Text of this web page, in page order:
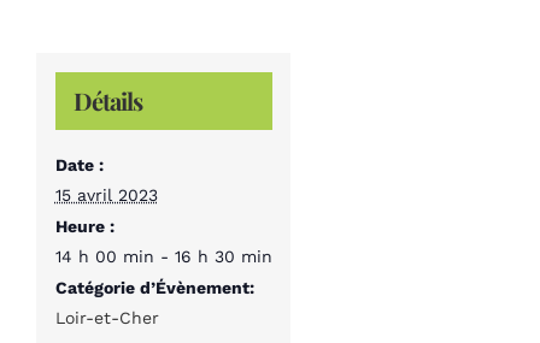
Détails
Date :
15 avril 2023
Heure :
14 h 00 min - 16 h 30 min
Catégorie d’Évènement:
Loir-et-Cher